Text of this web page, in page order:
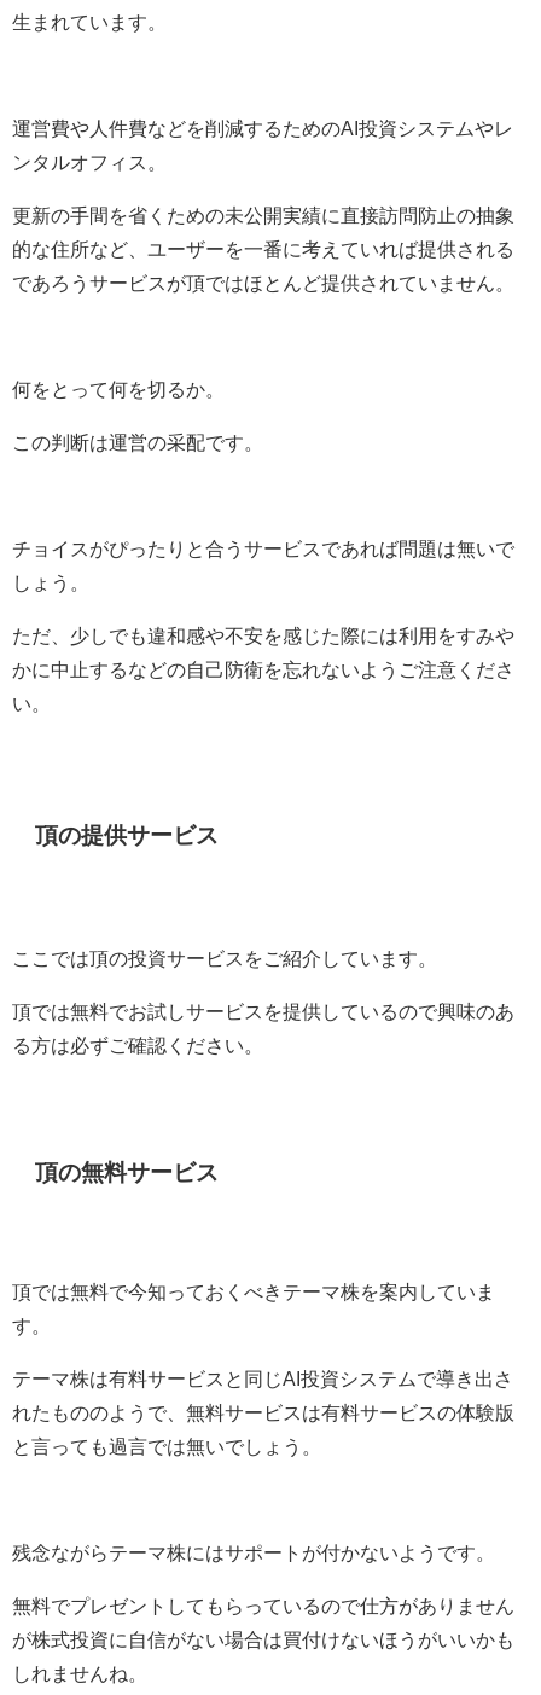
生まれています。
運営費や人件費などを削減するためのAI投資システムやレ
ンタルオフィス。
更新の手間を省くための未公開実績に直接訪問防止の抽象
的な住所など、ユーザーを一番に考えていれば提供される
であろうサービスが頂ではほとんど提供されていません。
何をとって何を切るか。
この判断は運営の采配です。
チョイスがぴったりと合うサービスであれば問題は無いで
しょう。
ただ、少しでも違和感や不安を感じた際には利用をすみや
かに中止するなどの自己防衛を忘れないようご注意くださ
い。
頂の提供サービス
ここでは頂の投資サービスをご紹介しています。
頂では無料でお試しサービスを提供しているので興味のあ
る方は必ずご確認ください。
頂の無料サービス
頂では無料で今知っておくべきテーマ株を案内していま
す。
テーマ株は有料サービスと同じAI投資システムで導き出さ
れたもののようで、無料サービスは有料サービスの体験版
と言っても過言では無いでしょう。
残念ながらテーマ株にはサポートが付かないようです。
無料でプレゼントしてもらっているので仕方がありません
が株式投資に自信がない場合は買付けないほうがいいかも
しれませんね。